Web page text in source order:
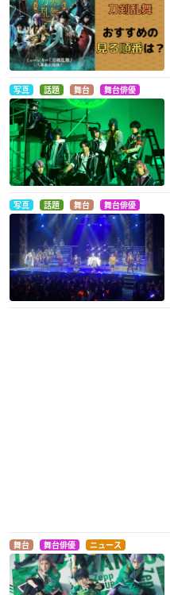
写真 話題 舞台 舞台俳優
写真 話題 舞台 舞台俳優
舞台 舞台俳優 ニュース